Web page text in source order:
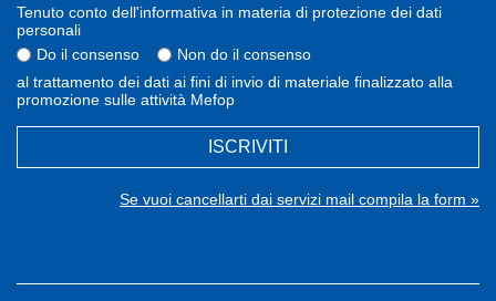
Tenuto conto dell'informativa in materia di protezione dei dati
personali
Do il consenso
Non do il consenso
al trattamento dei dati ai fini di invio di materiale finalizzato alla
promozione sulle attività Mefop
ISCRIVITI
Se vuoi cancellarti dai servizi mail compila la form »